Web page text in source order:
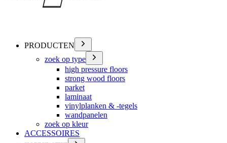
PRODUCTEN
zoek op type
high pressure floors
strong wood floors
parket
laminaat
vinylplanken & -tegels
wandpanelen
zoek op kleur
ACCESSOIRES